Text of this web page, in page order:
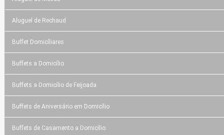
Aluguel de Rechaud
Buffet Domicíliares
Buffets a Domicílio
Buffets a Domicílio de Feijoada
Buffets de Aniversário em Domicílio
Buffets de Casamento a Domicílio